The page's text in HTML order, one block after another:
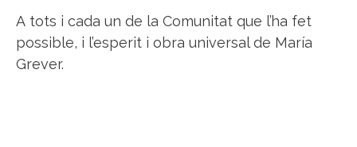
A tots i cada un de la Comunitat que l’ha fet
possible, i l’esperit i obra universal de María
Grever.